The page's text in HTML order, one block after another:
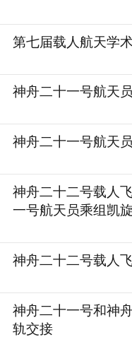
第七届载人航天学
神舟二十一号航天
神舟二十一号航天
神舟二十二号载人
一号航天员乘组凯旋
神舟二十二号载人
神舟二十一号和神
轨交接